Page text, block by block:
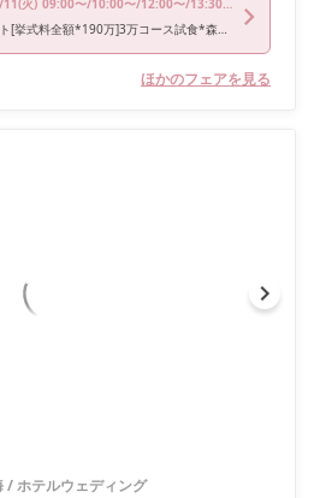
(火) 09:00〜/10:00〜/12:00〜/13:30〜/18:00〜
夏Fes*12万ギフト[挙式料全額*190万]3万コース試食*森のチャペル
ほかのフェアを見る
/ホテルウェディング